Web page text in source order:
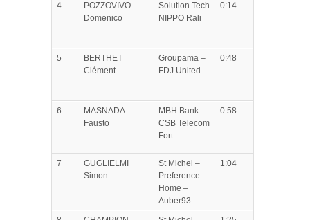
4
POZZOVIVO
Domenico
Solution Tech
NIPPO Rali
0:14
5
BERTHET
Clément
Groupama –
FDJ United
0:48
6
MASNADA
Fausto
MBH Bank
CSB Telecom
Fort
0:58
7
GUGLIELMI
Simon
St Michel –
Preference
Home –
Auber93
1:04